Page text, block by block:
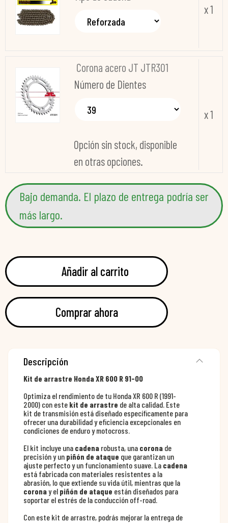
x 1
Corona acero JT JTR301
Número de Dientes
Opción sin stock, disponible
en otras opciones.
x 1
Bajo demanda. El plazo de entrega podría ser
más largo.
Añadir al carrito
Comprar ahora
Descripción
Kit de arrastre Honda XR 600 R 91-00
Optimiza el rendimiento de tu Honda XR 600 R (1991-
2000) con este kit de arrastre de alta calidad. Este
kit de transmisión está diseñado específicamente para
ofrecer una durabilidad y eficiencia excepcionales en
condiciones de enduro y motocross.
El kit incluye una cadena robusta, una corona de
precisión y un piñón de ataque que garantizan un
ajuste perfecto y un funcionamiento suave. La cadena
está fabricada con materiales resistentes a la
abrasión, lo que extiende su vida útil, mientras que la
coronay el piñón de ataque están diseñados para
soportar el estrés de la conducción off-road.
Con este kit de arrastre, podrás mejorar la entrega de